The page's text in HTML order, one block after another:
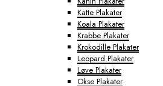
Katte Plakater
Koala Plakater
Krabbe Plakater
Krokodille Plakater
Leopard Plakater
Løve Plakater
Okse Plakater